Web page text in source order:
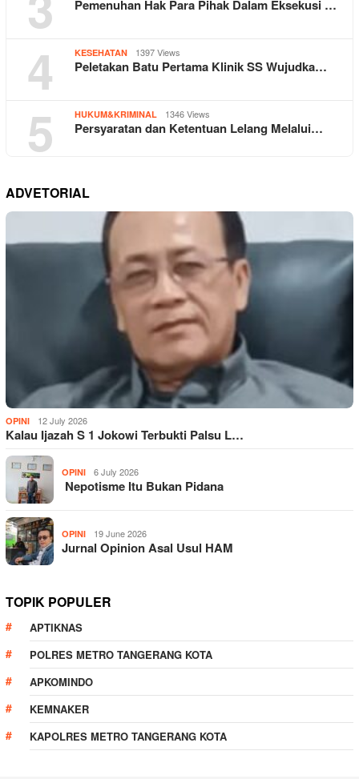
Pemenuhan Hak Para Pihak Dalam Eksekusi …
4 KESEHATAN 1397 Views
Peletakan Batu Pertama Klinik SS Wujudka…
5 HUKUM&KRIMINAL 1346 Views
Persyaratan dan Ketentuan Lelang Melalui…
ADVETORIAL
OPINI 12 July 2026
Kalau Ijazah S 1 Jokowi Terbukti Palsu L…
OPINI 6 July 2026
Nepotisme Itu Bukan Pidana
OPINI 19 June 2026
Jurnal Opinion Asal Usul HAM
TOPIK POPULER
APTIKNAS
POLRES METRO TANGERANG KOTA
APKOMINDO
KEMNAKER
KAPOLRES METRO TANGERANG KOTA